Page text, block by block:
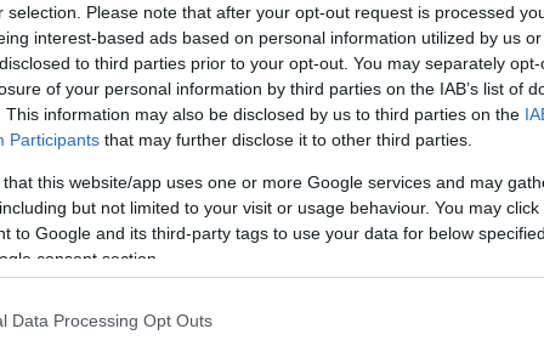
selection. Please note that after your opt-out request is processed
interest-based ads based on personal information utilized by us
to third parties prior to your opt-out. You may separately
of your personal information by third parties on the IAB’s list of
This information may also be disclosed by us to third parties on the
Participants that may further disclose it to other third parties.
that this website/app uses one or more Google services and may
but not limited to your visit or usage behaviour. You may
to Google and its third-party tags to use your data for below
consent section.
Data Processing Opt Outs
με τηνομογένεια, ο Ελπιδοφόρος τόνισε πως
την προοπτική των Αθηνών, παρασύρονται
να δημιουργήσουν αυτή την
ΗΠΑ και συζητά με τους θεσμούς που
μια εντελώς διαφορετική εικόνα. ΗΑΧΕΠΑ,
και θεμελιωμένες ομογενειακές
δεν συμφωνεί με την άποψη ότι εγώ
Φιλόπτωχος Αδελφότητα Κυριών, μια
οργάνωση των ΗΠΑ.